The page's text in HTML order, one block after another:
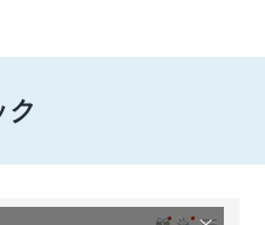
ク